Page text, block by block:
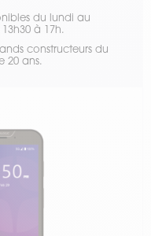
du lundi au
à 17h.
constructeurs du
20 ans.